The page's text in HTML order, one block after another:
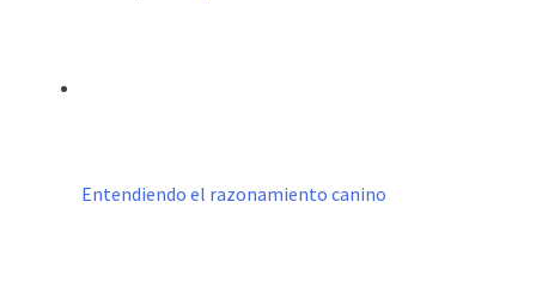
Entendiendo el razonamiento canino